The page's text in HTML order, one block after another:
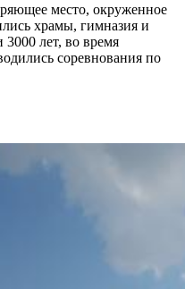
место, окруженное
храмы, гимназия и
3000 лет, во время
соревнования по